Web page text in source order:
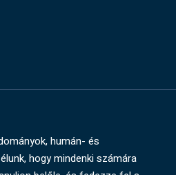
humán- és
hogy mindenki számára